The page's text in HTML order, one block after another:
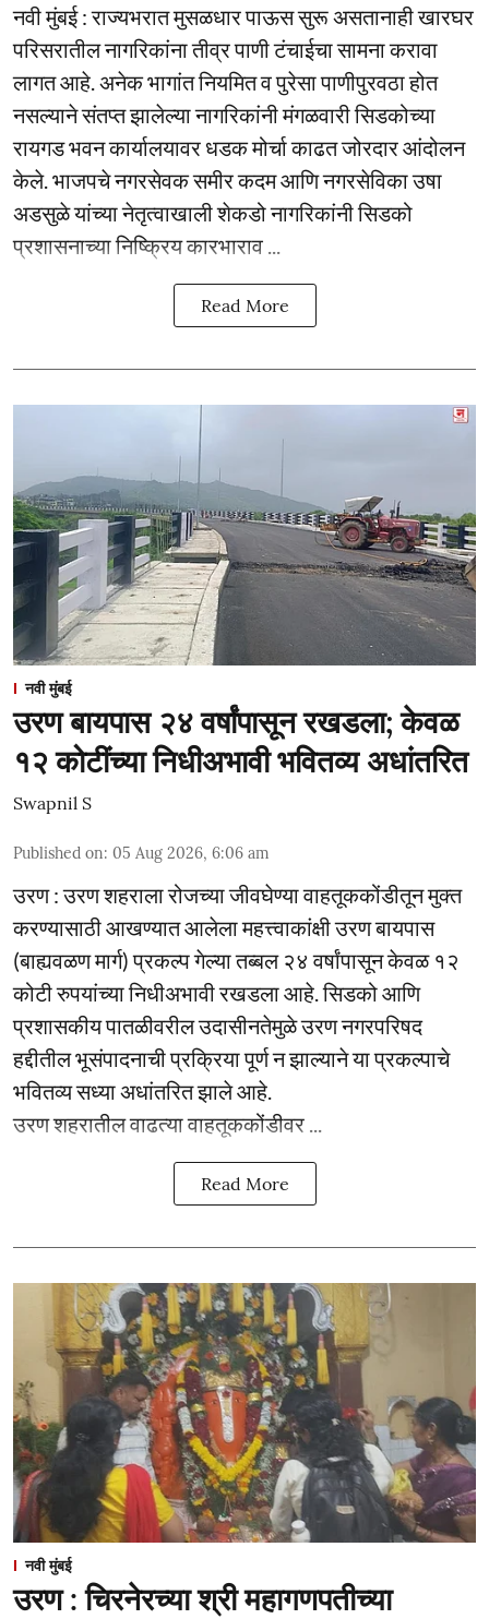
नवी मुंबई : राज्यभरात मुसळधार पाऊस सुरू असतानाही खारघर
परिसरातील नागरिकांना तीव्र पाणी टंचाईचा सामना करावा
लागत आहे. अनेक भागांत नियमित व पुरेसा पाणीपुरवठा होत
नसल्याने संतप्त झालेल्या नागरिकांनी मंगळवारी सिडकोच्या
रायगड भवन कार्यालयावर धडक मोर्चा काढत जोरदार आंदोलन
केले. भाजपचे नगरसेवक समीर कदम आणि नगरसेविका उषा
अडसुळे यांच्या नेतृत्वाखाली शेकडो नागरिकांनी सिडको
प्रशासनाच्या निष्क्रिय कारभाराव ...
Read More
नवी मुंबई
उरण बायपास २४ वर्षांपासून रखडला; केवळ
१२ कोटींच्या निधीअभावी भवितव्य अधांतरित
Swapnil S
Published on: 05 Aug 2026, 6:06 am
उरण : उरण शहराला रोजच्या जीवघेण्या वाहतूककोंडीतून मुक्त
करण्यासाठी आखण्यात आलेला महत्त्वाकांक्षी उरण बायपास
(बाह्यवळण मार्ग) प्रकल्प गेल्या तब्बल २४ वर्षांपासून केवळ १२
कोटी रुपयांच्या निधीअभावी रखडला आहे. सिडको आणि
प्रशासकीय पातळीवरील उदासीनतेमुळे उरण नगरपरिषद
हद्दीतील भूसंपादनाची प्रक्रिया पूर्ण न झाल्याने या प्रकल्पाचे
भवितव्य सध्या अधांतरित झाले आहे.
उरण शहरातील वाढत्या वाहतूककोंडीवर ...
Read More
नवी मुंबई
उरण : चिरनेरच्या श्री महागणपतीच्या